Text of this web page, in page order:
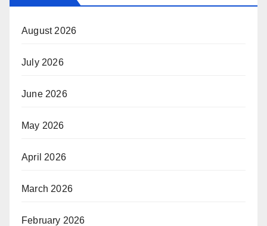
August 2026
July 2026
June 2026
May 2026
April 2026
March 2026
February 2026